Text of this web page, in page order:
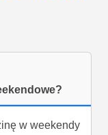
w weekendy